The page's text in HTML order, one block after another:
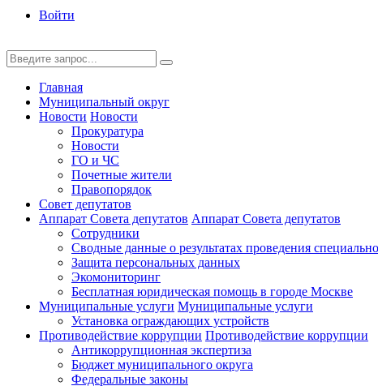
Войти
Главная
Муниципальный округ
Новости Новости
Прокуратура
Новости
ГО и ЧС
Почетные жители
Правопорядок
Совет депутатов
Аппарат Совета депутатов Аппарат Совета депутатов
Сотрудники
Сводные данные о результатах проведения
Защита персональных данных
Экомониторинг
Бесплатная юридическая помощь в городе Москве
Муниципальные услуги Муниципальные услуги
Установка ограждающих устройств
Противодействие коррупции Противодействие коррупции
Антикоррупционная экспертиза
Бюджет муниципального округа
Федеральные законы